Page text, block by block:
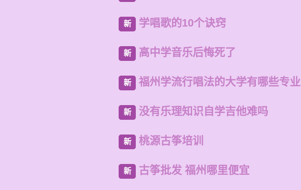
新 学唱歌的10个诀窍
新 高中学音乐后悔死了
新 福州学流行唱法的大学有哪些专业
新 没有乐理知识自学吉他难吗
新 桃源古筝培训
新 古筝批发 福州哪里便宜